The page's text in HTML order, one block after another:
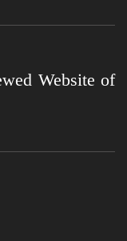
Website of